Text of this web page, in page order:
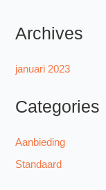
Archives
januari 2023
Categories
Aanbieding
Standaard